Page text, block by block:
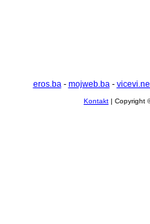
eros.ba- mojweb.ba-
Kontakt | Copyright